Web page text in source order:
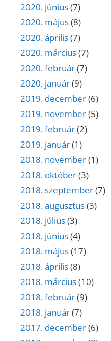
2020. június(7)
2020. május(8)
2020. április(7)
2020. március(7)
2020. február(7)
2020. január(9)
2019. december(6)
2019. november(5)
2019. február(2)
2019. január(1)
2018. november(1)
2018. október(3)
2018. szeptember(7)
2018. augusztus(3)
2018. július(3)
2018. június(4)
2018. május(17)
2018. április(8)
2018. március(10)
2018. február(9)
2018. január(7)
2017. december(6)